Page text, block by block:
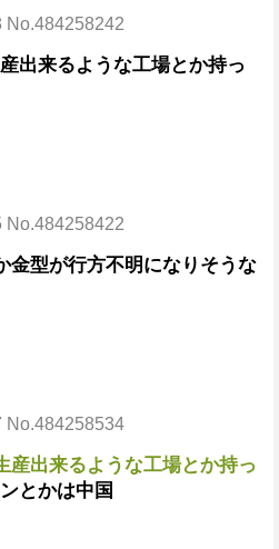
No.484258242
出来るような工場とか持っ
No.484258422
金型が行方不明になりそうな
No.484258534
産出来るような工場とか持っ
とかは中国